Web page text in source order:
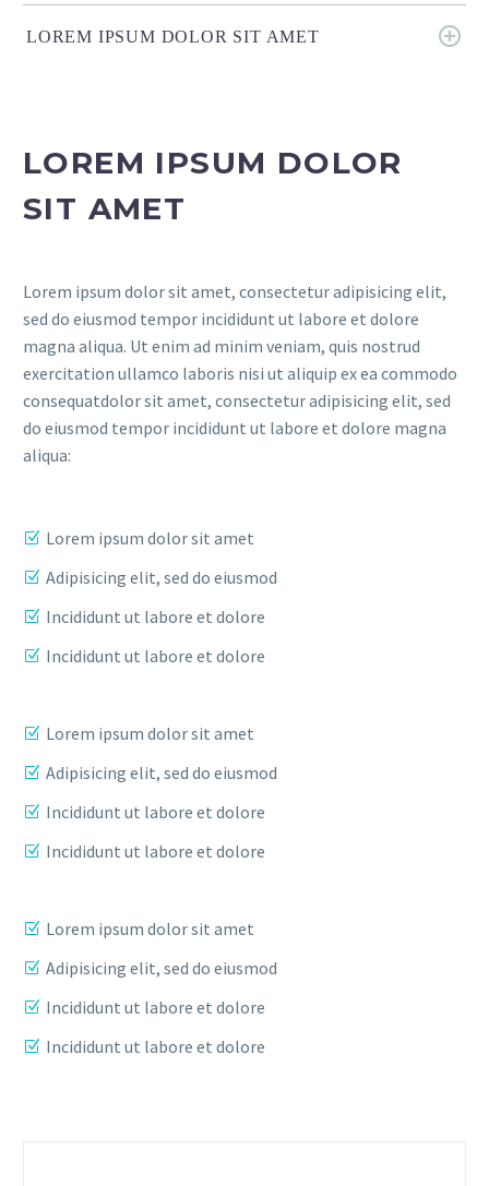
LOREM IPSUM DOLOR SIT AMET
LOREM IPSUM DOLOR
SIT AMET
Lorem ipsum dolor sit amet, consectetur adipisicing elit,
sed do eiusmod tempor incididunt ut labore et dolore
magna aliqua. Ut enim ad minim veniam, quis nostrud
exercitation ullamco laboris nisi ut aliquip ex ea commodo
consequatdolor sit amet, consectetur adipisicing elit, sed
do eiusmod tempor incididunt ut labore et dolore magna
aliqua:
Lorem ipsum dolor sit amet
Adipisicing elit, sed do eiusmod
Incididunt ut labore et dolore
Incididunt ut labore et dolore
Lorem ipsum dolor sit amet
Adipisicing elit, sed do eiusmod
Incididunt ut labore et dolore
Incididunt ut labore et dolore
Lorem ipsum dolor sit amet
Adipisicing elit, sed do eiusmod
Incididunt ut labore et dolore
Incididunt ut labore et dolore